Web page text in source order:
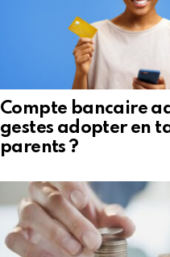
Compte bancaire
gestes adopter en
parents ?